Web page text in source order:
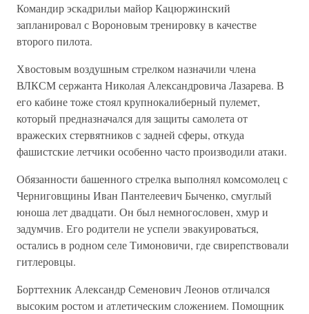
Командир эскадрильи майор Кацюржинский
запланировал с Вороновым тренировку в качестве
второго пилота.
Хвостовым воздушным стрелком назначили члена
ВЛКСМ сержанта Николая Александровича Лазарева. В
его кабине тоже стоял крупнокалиберный пулемет,
который предназначался для защиты самолета от
вражеских стервятников с задней сферы, откуда
фашистские летчики особенно часто производили атаки.
Обязанности башенного стрелка выполнял комсомолец с
Черниговщины Иван Пантелеевич Быченко, смуглый
юноша лет двадцати. Он был немногословен, хмур и
задумчив. Его родители не успели эвакуироваться,
остались в родном селе Тимоновичи, где свирепствовали
гитлеровцы.
Борттехник Александр Семенович Леонов отличался
высоким ростом и атлетическим сложением. Помощник